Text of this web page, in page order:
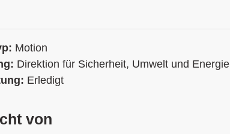
Motion
Direktion für Sicherheit, Umwelt und Energie
Erledigt
von